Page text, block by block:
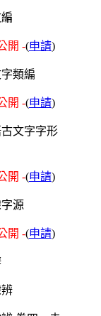
開 -(申請)
類編
開 -(申請)
文字字形
開 -(申請)
源
開 -(申請)